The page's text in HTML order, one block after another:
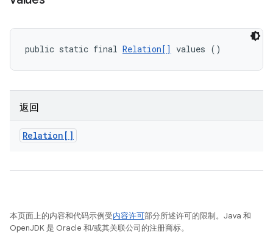
public static final Relation[] values ()
返回
Relation[]
本页面上的内容和代码示例受内容许可部分所述许可的限制。Java 和
OpenJDK 是 Oracle 和/或其关联公司的注册商标。